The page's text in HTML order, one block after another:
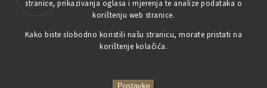
stranice, prikazivanja oglasa i mjerenja te analize podataka o
korištenju web stranice.
Kako biste slobodno koristili našu stranicu, morate pristati na
korištenje kolačića.
Postavke
Registracija
Prijaviti se
Copyright 2023NajKava.com